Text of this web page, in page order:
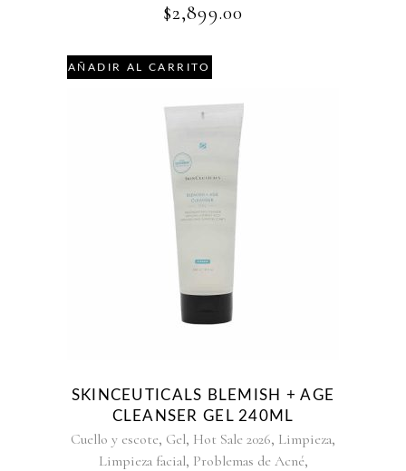
$2,899.00
AÑADIR AL CARRITO
SKINCEUTICALS BLEMISH + AGE
CLEANSER GEL 240ML
Cuello y escote, Gel, Hot Sale 2026, Limpieza,
Limpieza facial, Problemas de Acné,